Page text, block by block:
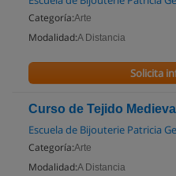
Categoría:Arte
Modalidad:A Distancia
Solicita
Curso de Tejido Medieval
Escuela de Bijouterie Patricia
Categoría:Arte
Modalidad:A Distancia